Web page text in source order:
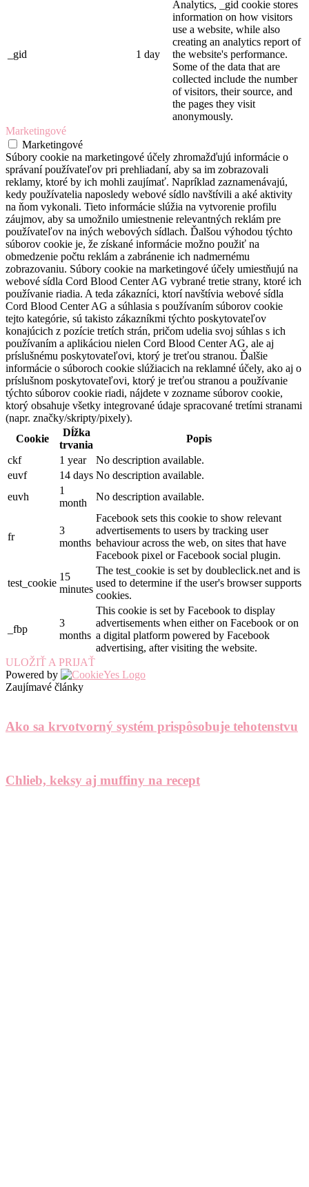
_gid 1 day
Analytics, _gid cookie stores
information on how visitors
use a website, while also
creating an analytics report of
the website's performance.
Some of the data that are
collected include the number
of visitors, their source, and
the pages they visit
anonymously.
Marketingové
Marketingové
Súbory cookie na marketingové účely zhromažďujú informácie o
správaní používateľov pri prehliadaní, aby sa im zobrazovali
reklamy, ktoré by ich mohli zaujímať. Napríklad zaznamenávajú,
kedy používatelia naposledy webové sídlo navštívili a aké aktivity
na ňom vykonali. Tieto informácie slúžia na vytvorenie profilu
záujmov, aby sa umožnilo umiestnenie relevantných reklám pre
používateľov na iných webových sídlach. Ďalšou výhodou týchto
súborov cookie je, že získané informácie možno použiť na
obmedzenie počtu reklám a zabránenie ich nadmernému
zobrazovaniu. Súbory cookie na marketingové účely umiestňujú na
webové sídla Cord Blood Center AG vybrané tretie strany, ktoré ich
používanie riadia. A teda zákazníci, ktorí navštívia webové sídla
Cord Blood Center AG a súhlasia s používaním súborov cookie
tejto kategórie, sú takisto zákazníkmi týchto poskytovateľov
konajúcich z pozície tretích strán, pričom udelia svoj súhlas s ich
používaním a aplikáciou nielen Cord Blood Center AG, ale aj
príslušnému poskytovateľovi, ktorý je treťou stranou. Ďalšie
informácie o súboroch cookie slúžiacich na reklamné účely, ako aj o
príslušnom poskytovateľovi, ktorý je treťou stranou a používanie
týchto súborov cookie riadi, nájdete v zozname súborov cookie,
ktorý obsahuje všetky integrované údaje spracované tretími stranami
(napr. značky/skripty/pixely).
Cookie
Dĺžka
trvania
Popis
ckf
1 year
No description available.
euvf
14 days No description available.
euvh
1
month
No description available.
fr
3
months
Facebook sets this cookie to show relevant
advertisements to users by tracking user
behaviour across the web, on sites that have
Facebook pixel or Facebook social plugin.
test_cookie
15
minutes
The test_cookie is set by doubleclick.net and is
used to determine if the user's browser supports
cookies.
_fbp
3
months
This cookie is set by Facebook to display
advertisements when either on Facebook or on
a digital platform powered by Facebook
advertising, after visiting the website.
ULOŽIŤ A PRIJAŤ
Powered by
Zaujímavé články
Ako sa krvotvorný systém prispôsobuje tehotenstvu
Chlieb, keksy aj muffiny na recept